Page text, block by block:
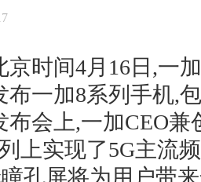
间4月16日,一加
布一加8系列手机,
布会上,一加CEO
上实现了5G主流
瞳孔屏将为用户带